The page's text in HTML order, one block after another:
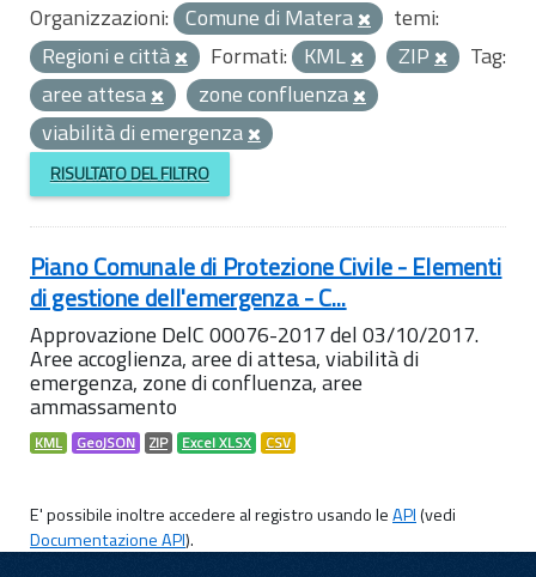
Organizzazioni: Comune di Matera
temi:
Regioni e città
Formati: KML ZIP
Tag:
aree attesa
zone confluenza
viabilità di emergenza
RISULTATO DEL FILTRO
Piano Comunale di Protezione Civile - Elementi
di gestione dell'emergenza - C...
Approvazione DelC 00076-2017 del 03/10/2017.
Aree accoglienza, aree di attesa, viabilità di
emergenza, zone di confluenza, aree
ammassamento
KML GeoJSON ZIP Excel XLSX CSV
E' possibile inoltre accedere al registro usando leAPI(vedi
Documentazione API).